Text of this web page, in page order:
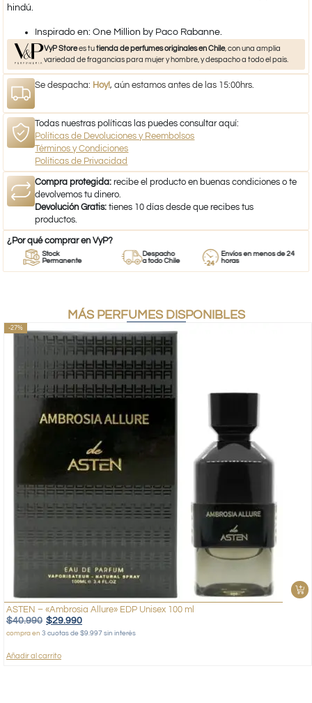
hindú.
Inspirado en: One Million by Paco Rabanne.
VyP Storees tutienda de perfumes originales en Chile, con una amplia
variedad de fragancias para mujer y hombre, y despacho a todo el país.
Se despacha: Hoy!, aún estamos antes de las 15:00hrs.
Todas nuestras políticas las puedes consultar aquí:
Políticas de Devoluciones y Reembolsos
Términos y Condiciones
Políticas de Privacidad
Compra protegida: recibe el producto en buenas condiciones o te
devolvemos tu dinero.
Devolución Gratis: tienes 10 días desde que recibes tus
productos.
¿Por qué comprar en VyP?
Stock
Permanente
Despacho
a todo Chile
Envíos en menos de 24
horas
MÁS PERFUMES DISPONIBLES
-27%
ASTEN – «Ambrosia Allure» EDP Unisex 100 ml
$40.990 $29.990
compra en 3 cuotas de $9.997 sin interés
Añadir al carrito